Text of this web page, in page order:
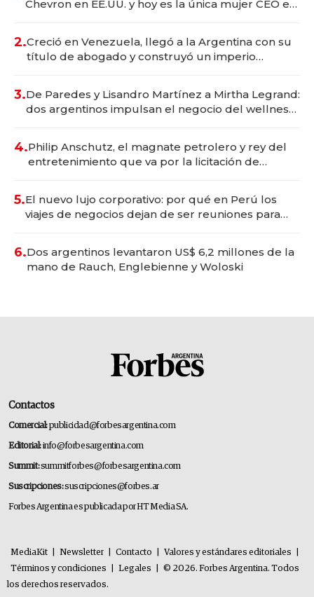
Chevron en EE.UU. y hoy es la única mujer CEO en
2.Creció en Venezuela, llegó a la Argentina con su
título de abogado y construyó un imperio
3.De Paredes y Lisandro Martínez a Mirtha Legrand:
dos argentinos impulsan el negocio del wellness
4.Philip Anschutz, el magnate petrolero y rey del
entretenimiento que va por la licitación de
5.El nuevo lujo corporativo: por qué en Perú los
viajes de negocios dejan de ser reuniones para
6.Dos argentinos levantaron US$ 6,2 millones de la
mano de Rauch, Englebienne y Woloski
Contactos
Comercial:publicidad@forbesargentina.com
Editorial:info@forbesargentina.com
Summit:summitforbes@forbesargentina.com
Suscripciones:suscripciones@forbes.ar
Forbes Argentina es publicada por HT Media SA.
MediaKit Newsletter Contacto Valores y estándares editoriales
Términos y condiciones
Legales
© 2026. Forbes Argentina. Todos
los derechos reservados.